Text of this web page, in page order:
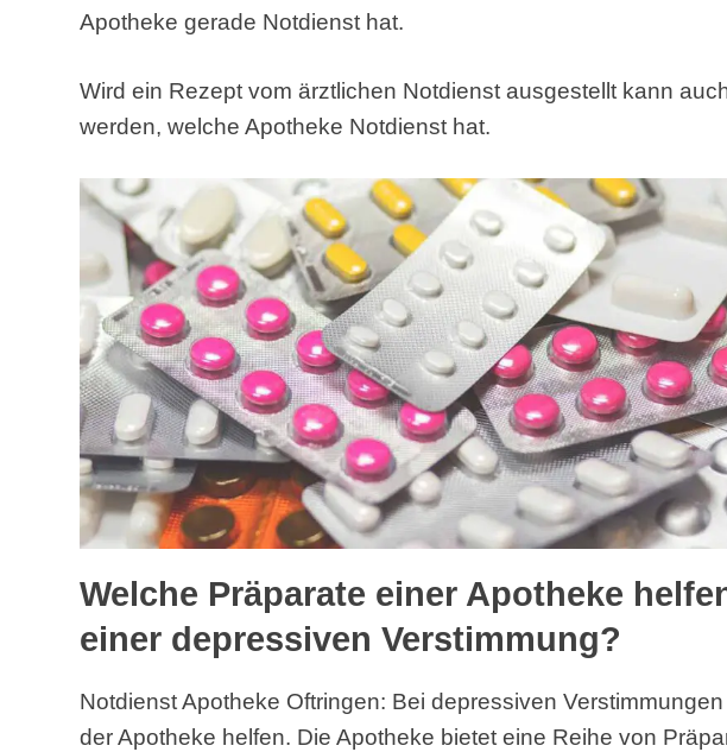
Apotheke gerade Notdienst hat.
Wird ein Rezept vom ärztlichen Notdienst ausgestellt kann
werden, welche Apotheke Notdienst hat.
Welche Präparate einer Apotheke
einer depressiven Verstimmung?
Notdienst Apotheke Oftringen: Bei depressiven
der Apotheke helfen. Die Apotheke bietet eine Reihe von